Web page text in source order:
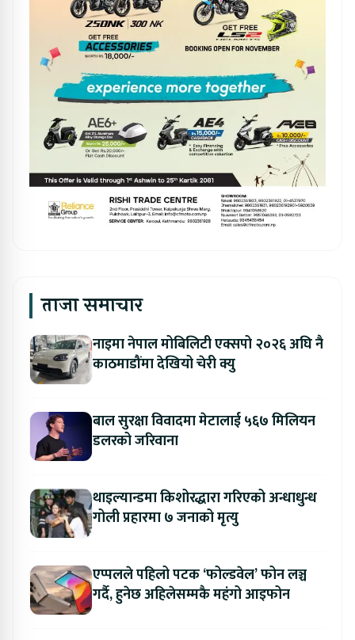
ताजा समाचार
नाइमा नेपाल मोबिलिटी एक्सपो २०२६ अघि नै
काठमाडौंमा देखियो चेरी क्यु
बाल सुरक्षा विवादमा मेटालाई ५६७ मिलियन
डलरको जरिवाना
थाइल्यान्डमा किशोरद्धारा गरिएको अन्धाधुन्ध
गोली प्रहारमा ७ जनाको मृत्यु
एप्पलले पहिलो पटक ‘फोल्डवेल’ फोन लञ्च
गर्दै, हुनेछ अहिलेसम्मकै महंगो आइफोन